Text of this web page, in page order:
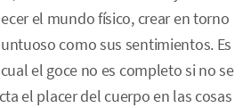
el mundo físico, crear en torno
como sus sentimientos. Es
el goce no es completo si no se
el placer del cuerpo en las cosas